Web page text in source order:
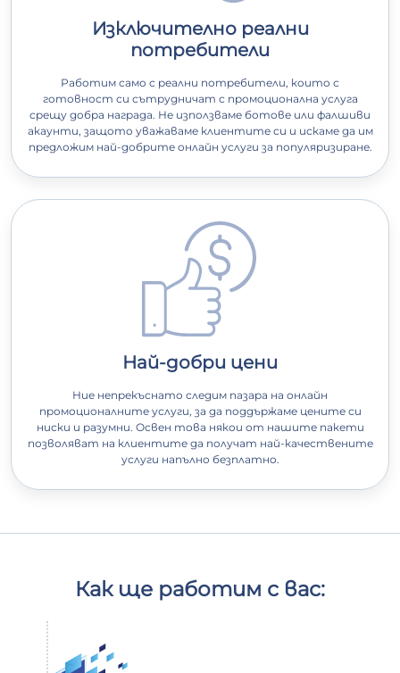
Изключително реални
потребители
Работим само с реални потребители, които с
готовност си сътрудничат с промоционална услуга
срещу добра награда. Не използваме ботове или фалшиви
акаунти, защото уважаваме клиентите си и искаме да им
предложим най-добрите онлайн услуги за популяризиране.
Най-добри цени
Ние непрекъснато следим пазара на онлайн
промоционалните услуги, за да поддържаме цените си
ниски и разумни. Освен това някои от нашите пакети
позволяват на клиентите да получат най-качествените
услуги напълно безплатно.
Как ще работим с вас: